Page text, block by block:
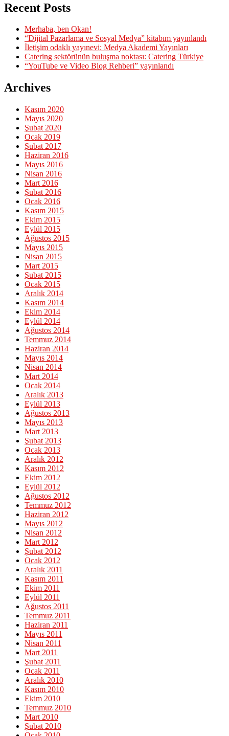
Recent Posts
Merhaba, ben Okan!
“Dijital Pazarlama ve Sosyal Medya” kitabım yayınlandı
İletişim odaklı yayınevi: Medya Akademi Yayınları
Catering sektörünün buluşma noktası: Catering Türkiye
“YouTube ve Video Blog Rehberi” yayınlandı
Archives
Kasım 2020
Mayıs 2020
Şubat 2020
Ocak 2019
Şubat 2017
Haziran 2016
Mayıs 2016
Nisan 2016
Mart 2016
Şubat 2016
Ocak 2016
Kasım 2015
Ekim 2015
Eylül 2015
Ağustos 2015
Mayıs 2015
Nisan 2015
Mart 2015
Şubat 2015
Ocak 2015
Aralık 2014
Kasım 2014
Ekim 2014
Eylül 2014
Ağustos 2014
Temmuz 2014
Haziran 2014
Mayıs 2014
Nisan 2014
Mart 2014
Ocak 2014
Aralık 2013
Eylül 2013
Ağustos 2013
Mayıs 2013
Mart 2013
Şubat 2013
Ocak 2013
Aralık 2012
Kasım 2012
Ekim 2012
Eylül 2012
Ağustos 2012
Temmuz 2012
Haziran 2012
Mayıs 2012
Nisan 2012
Mart 2012
Şubat 2012
Ocak 2012
Aralık 2011
Kasım 2011
Ekim 2011
Eylül 2011
Ağustos 2011
Temmuz 2011
Haziran 2011
Mayıs 2011
Nisan 2011
Mart 2011
Şubat 2011
Ocak 2011
Aralık 2010
Kasım 2010
Ekim 2010
Temmuz 2010
Mart 2010
Şubat 2010